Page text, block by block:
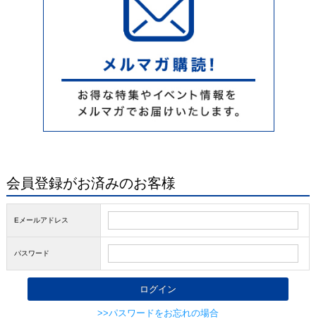
会員登録がお済みのお客様
Eメールアドレス
パスワード
>>パスワードをお忘れの場合